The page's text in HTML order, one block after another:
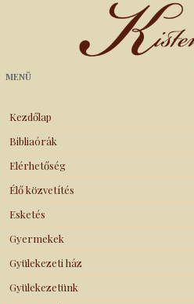
Kistemplom
MENÜ
Kezdőlap
Bibliaórák
Elérhetőség
Élő közvetítés
Esketés
Gyermekek
Gyülekezeti ház
Gyülekezetünk